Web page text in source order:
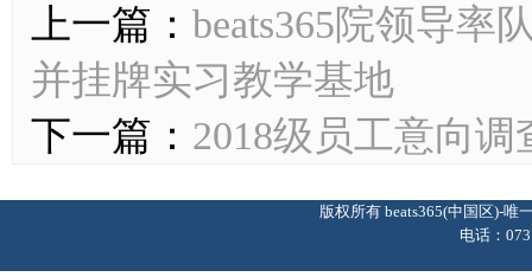
上一篇： beats365院领导率
并挂牌实习教学基地
下一篇： 2018级员工意向调
版权所有 beats365(中国区)-
电话：